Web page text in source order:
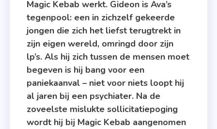
Magic Kebab werkt. Gideon is Ava’s
tegenpool: een in zichzelf gekeerde
jongen die zich het liefst terugtrekt in
zijn eigen wereld, omringd door zijn
lp’s. Als hij zich tussen de mensen moet
begeven is hij bang voor een
paniekaanval – niet voor niets loopt hij
al jaren bij een psychiater. Na de
zoveelste mislukte sollicitatiepoging
wordt hij bij Magic Kebab aangenomen